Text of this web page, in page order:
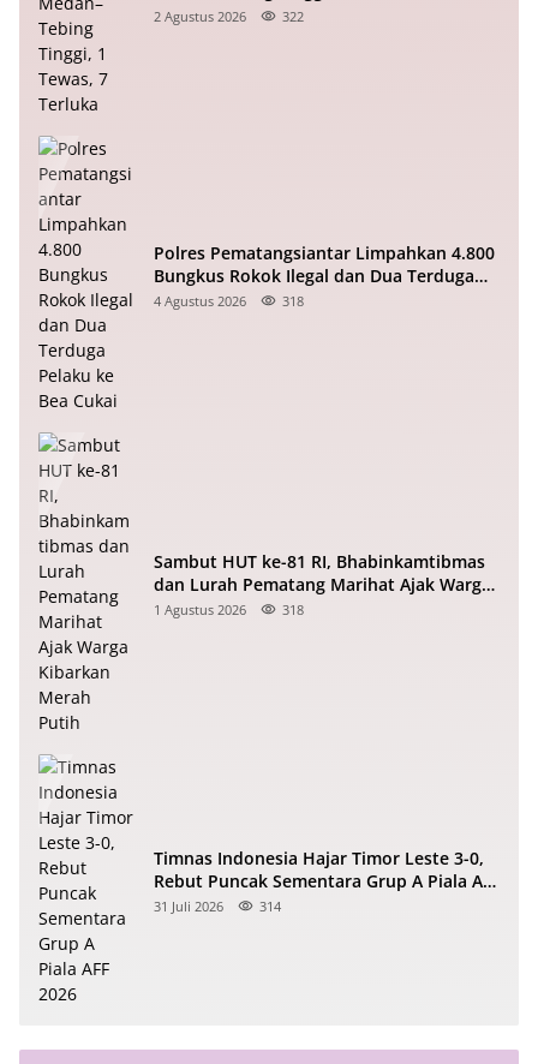
2 Agustus 2026 322
Polres Pematangsiantar Limpahkan 4.800
Bungkus Rokok Ilegal dan Dua Terduga
Pelaku ke Bea Cukai
4 Agustus 2026 318
Sambut HUT ke-81 RI, Bhabinkamtibmas
dan Lurah Pematang Marihat Ajak Warga
Kibarkan Merah Putih
1 Agustus 2026 318
Timnas Indonesia Hajar Timor Leste 3-0,
Rebut Puncak Sementara Grup A Piala AFF
2026
31 Juli 2026 314